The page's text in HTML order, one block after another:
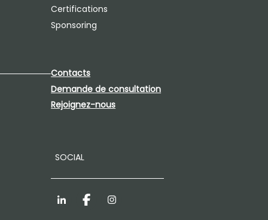
Certifications
Sponsoring
Contacts
Demande de consultation
Rejoignez-nous
SOCIAL
LinkedInFacebookInstagram